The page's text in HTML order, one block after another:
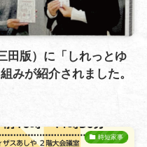
田版）に「しれっとゆ
みが紹介されました。
時短家事